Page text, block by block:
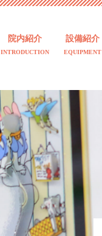
院内紹介
INTRODUCTION
設備紹介
EQUIPMENT